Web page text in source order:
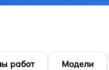
работ Модели